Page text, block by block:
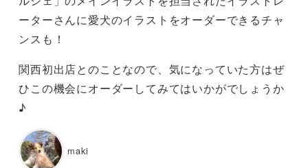
ーターさんに愛犬のイラストをオーダーできるチャ
ンスも！
関西初出店とのことなので、気になっていた方はぜ
ひこの機会にオーダーしてみてはいかがでしょうか
♪
maki